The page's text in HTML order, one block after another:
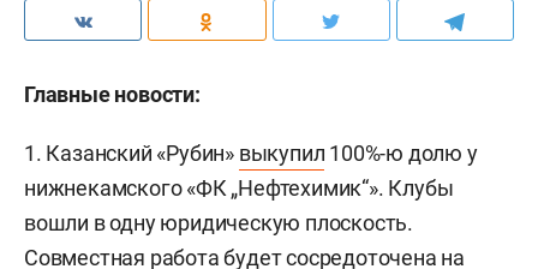
Главные новости:
1. Казанский «Рубин» выкупил 100%-ю долю у
нижнекамского «ФК „Нефтехимик“». Клубы
вошли в одну юридическую плоскость.
Совместная работа будет сосредоточена на